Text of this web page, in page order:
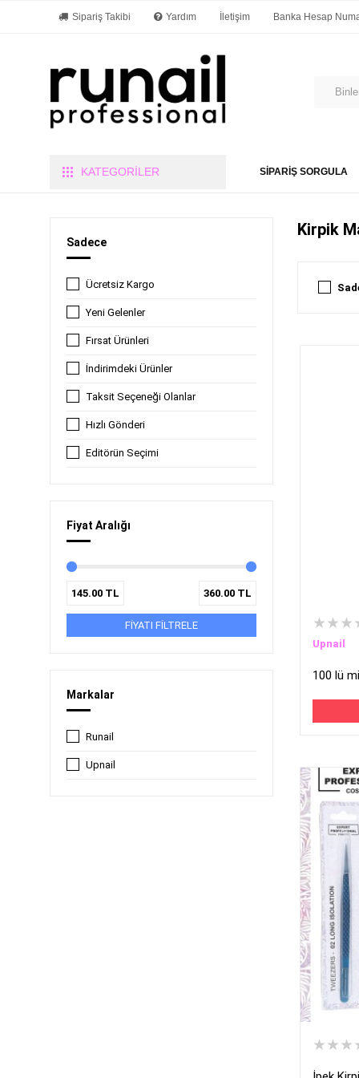
Sipariş Takibi Yardım İletişim Banka Hesap
KATEGORİLER SİPARİŞ SORGULA
Sadece
Ücretsiz Kargo
Yeni Gelenler
Fırsat Ürünleri
İndirimdeki Ürünler
Taksit Seçeneği Olanlar
Hızlı Gönderi
Editörün Seçimi
Fiyat Aralığı
145.00 TL 360.00 TL
FİYATI FİLTRELE
Markalar
Runail
Upnail
Kirpik
Upnail
100 lü